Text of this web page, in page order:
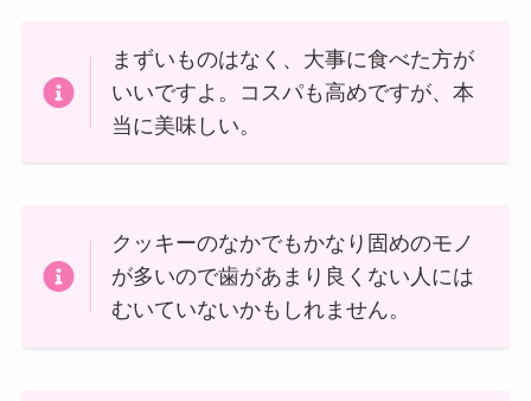
まずいものはなく、大事に食べた方が
いいですよ。コスパも高めですが、本
当に美味しい。
クッキーのなかでもかなり固めのモノ
が多いので歯があまり良くない人には
むいていないかもしれません。